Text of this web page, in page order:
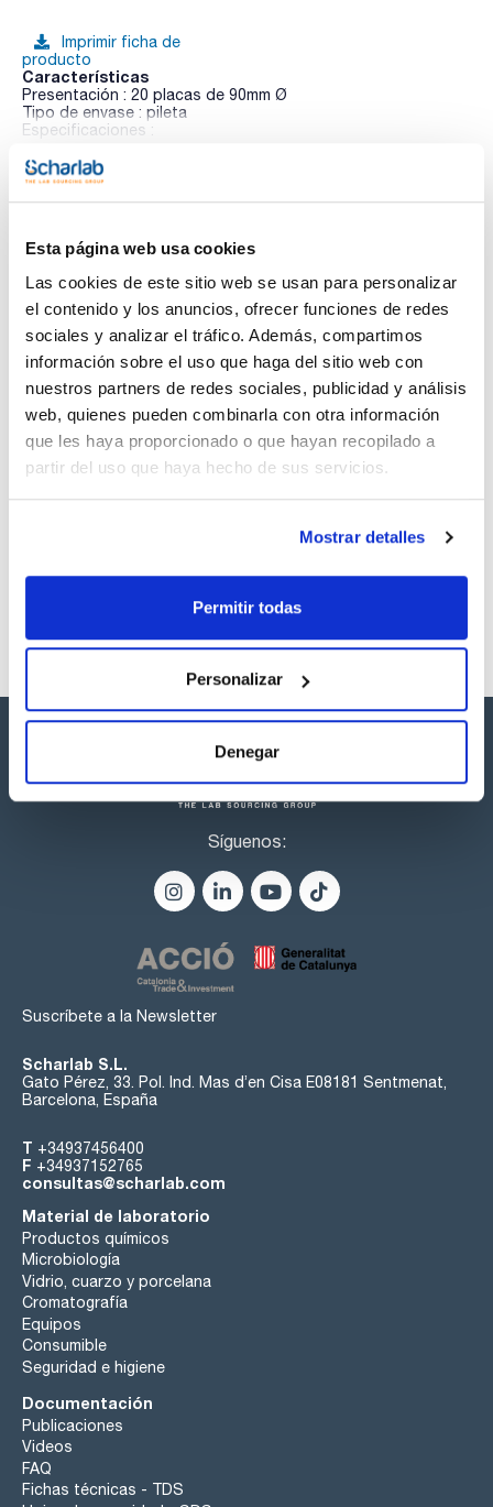
Esta página web usa cookies
Las cookies de este sitio web se usan para personalizar
el contenido y los anuncios, ofrecer funciones de redes
sociales y analizar el tráfico. Además, compartimos
información sobre el uso que haga del sitio web con
nuestros partners de redes sociales, publicidad y análisis
web, quienes pueden combinarla con otra información
que les haya proporcionado o que hayan recopilado a
partir del uso que haya hecho de sus servicios.
Mostrar detalles
Permitir todas
Personalizar
Denegar
Imprimir ficha de
producto
Características
Presentación : 20 placas de 90mm Ø
Tipo de envase : pileta
Especificaciones :
01-262
COMPF / FIL-IDF / ISO
Medio sólido selectivo, según Mossel, para el aislamiento y la
adición de 100 mL de Solución de Yema de Huevo (Ref. 06-
Sinónimos: Mannitol-Egg Yolk-Polymyxin Agar, Penassay Seed
Agar
Ver más
Documentación técnica
TDS / Ficha técnica
Regístrate para
descargas
COA
Regístrate para
descargas
SDS/ Hoja de seguridad
Regístrate para
descargas
Los productos marcados con esta imagen son
listos para una entrega inmediata.
Síguenos:
Suscríbete a la Newsletter
Scharlab S.L.
Gato Pérez, 33. Pol. Ind. Mas d’en Cisa E08181 Sentmenat,
Barcelona, España
T +34937456400
F +34937152765
consultas@scharlab.com
Material de laboratorio
Productos químicos
Microbiología
Vidrio, cuarzo y porcelana
Cromatografía
Equipos
Consumible
Seguridad e higiene
Documentación
Publicaciones
Videos
FAQ
Fichas técnicas - TDS